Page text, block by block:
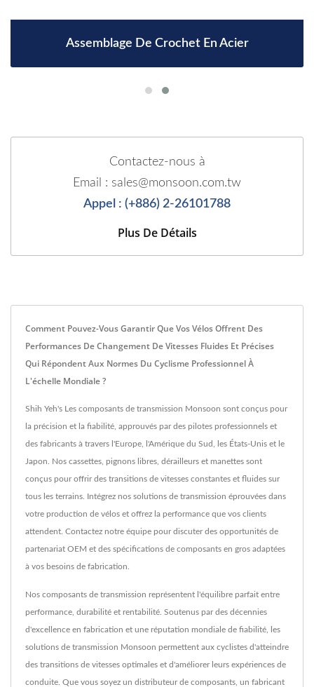
Assemblage De Crochet En Acier
Contactez-nous à
Email : sales@monsoon.com.tw
Appel : (+886) 2-26101788
Plus De Détails
Comment Pouvez-Vous Garantir Que Vos Vélos Offrent Des
Performances De Changement De Vitesses Fluides Et Précises
Qui Répondent Aux Normes Du Cyclisme Professionnel À
L'échelle Mondiale ?
Shih Yeh's Les composants de transmission Monsoon sont conçus pour
la précision et la fiabilité, approuvés par des pilotes professionnels et
des fabricants à travers l'Europe, l'Amérique du Sud, les États-Unis et le
Japon. Nos cassettes, pignons libres, dérailleurs et manettes sont
conçus pour offrir des transitions de vitesses constantes et fluides sur
tous les terrains. Intégrez nos solutions de transmission éprouvées dans
votre production de vélos et offrez la performance que vos clients
attendent. Contactez notre équipe pour discuter des opportunités de
partenariat OEM et des spécifications de composants en gros adaptées
à vos besoins de fabrication.
Nos composants de transmission représentent l'équilibre parfait entre
performance, durabilité et rentabilité. Soutenus par des décennies
d'excellence en fabrication et une réputation mondiale de fiabilité, les
solutions de transmission Monsoon permettent aux cyclistes d'atteindre
des transitions de vitesses optimales et d'améliorer leurs expériences de
conduite. Que vous soyez un distributeur de composants, un fabricant